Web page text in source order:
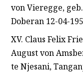
von Vieregge,
Doberan 12-04-
XV. Claus Felix
August von
te Njesani,